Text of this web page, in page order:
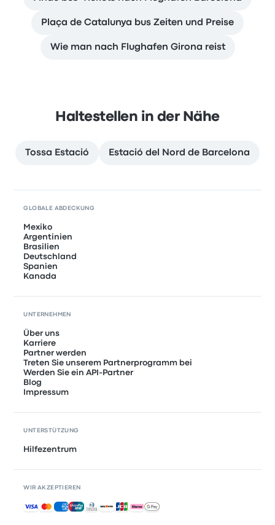
Plaça de Catalunya bus Zeiten und Preise
Wie man nach Flughafen Girona reist
Haltestellen in der Nähe
Tossa Estació Estació del Nord de Barcelona
GLOBALE ABDECKUNG
Mexiko
Argentinien
Brasilien
Deutschland
Spanien
Kanada
UNTERNEHMEN
Über uns
Karriere
Partner werden
Treten Sie unserem Partnerprogramm bei
Werden Sie ein API-Partner
Blog
Impressum
UNTERSTÜTZUNG
Hilfezentrum
WIR AKZEPTIEREN
Akzeptierte Zahlungsmethoden